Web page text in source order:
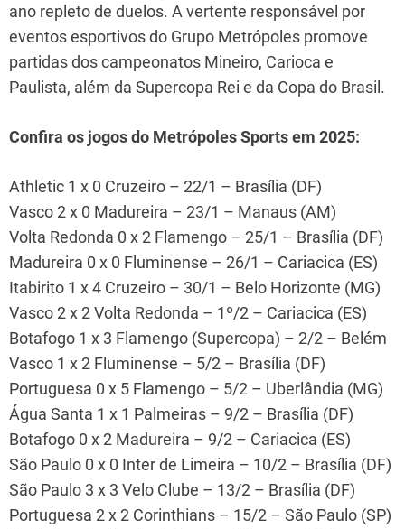
ano repleto de duelos. A vertente responsável por
eventos esportivos do Grupo Metrópoles promove
partidas dos campeonatos Mineiro, Carioca e
Paulista, além da Supercopa Rei e da Copa do Brasil.
Confira os jogos do Metrópoles Sports em 2025:
Athletic 1 x 0 Cruzeiro – 22/1 – Brasília (DF)
Vasco 2 x 0 Madureira – 23/1 – Manaus (AM)
Volta Redonda 0 x 2 Flamengo – 25/1 – Brasília (DF)
Madureira 0 x 0 Fluminense – 26/1 – Cariacica (ES)
Itabirito 1 x 4 Cruzeiro – 30/1 – Belo Horizonte (MG)
Vasco 2 x 2 Volta Redonda – 1º/2 – Cariacica (ES)
Botafogo 1 x 3 Flamengo (Supercopa) – 2/2 – Belém
Vasco 1 x 2 Fluminense – 5/2 – Brasília (DF)
Portuguesa 0 x 5 Flamengo – 5/2 – Uberlândia (MG)
Água Santa 1 x 1 Palmeiras – 9/2 – Brasília (DF)
Botafogo 0 x 2 Madureira – 9/2 – Cariacica (ES)
São Paulo 0 x 0 Inter de Limeira – 10/2 – Brasília (DF)
São Paulo 3 x 3 Velo Clube – 13/2 – Brasília (DF)
Portuguesa 2 x 2 Corinthians – 15/2 – São Paulo (SP)